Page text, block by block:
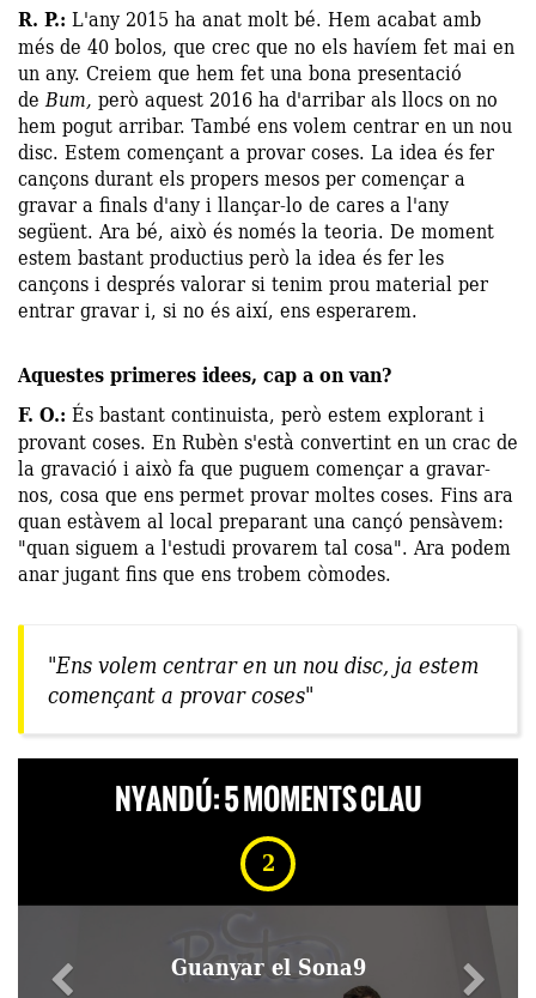
R. P.: L'any 2015 ha anat molt bé. Hem acabat amb
més de 40 bolos, que crec que no els havíem fet mai en
un any. Creiem que hem fet una bona presentació
deBum, però aquest 2016 ha d'arribar als llocs on no
hem pogut arribar. També ens volem centrar en un nou
disc. Estem començant a provar coses. La idea és fer
cançons durant els propers mesos per començar a
gravar a finals d'any i llançar-lo de cares a l'any
següent. Ara bé, això és només la teoria. De moment
estem bastant productius però la idea és fer les
cançons i després valorar si tenim prou material per
entrar gravar i, si no és així, ens esperarem.
Aquestes primeres idees, cap a on van?
F. O.: És bastant continuista, però estem explorant i
provant coses. En Rubèn s'està convertint en un crac de
la gravació i això fa que puguem començar a gravar-
nos, cosa que ens permet provar moltes coses. Fins ara
quan estàvem al local preparant una cançó pensàvem:
"quan siguem a l'estudi provarem tal cosa". Ara podem
anar jugant fins que ens trobem còmodes.
"Ens volem centrar en un nou disc, ja estem
començant a provar coses"
NYANDÚ: 5 MOMENTS CLAU
2
Guanyar el Sona9